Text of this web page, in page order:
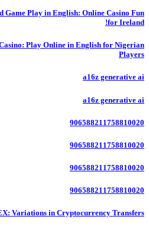
Game Play in English: Online Casino Fun
for Ireland!
Play Online in English for Nigerian
Players
a16z generative ai
a16z generative ai
906588211758810020
906588211758810020
906588211758810020
906588211758810020
Variations in Cryptocurrency Transfers